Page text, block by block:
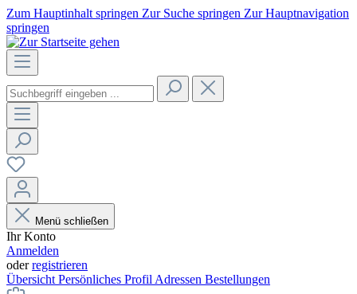
Zum Hauptinhalt springen Zur Suche springen Zur Hauptnavigation
springen
Menü schließen
Ihr Konto
Anmelden
oderregistrieren
Übersicht Persönliches Profil Adressen Bestellungen